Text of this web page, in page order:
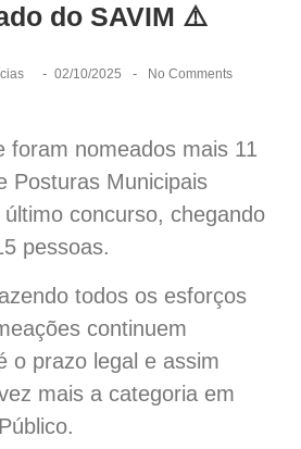
do SAVIM ⚠️
- 02/10/2025 - No Comments
foram nomeados mais 11
Posturas Municipais
concurso, chegando
pessoas.
todos os esforços
continuem
o prazo legal e assim
mais a categoria em